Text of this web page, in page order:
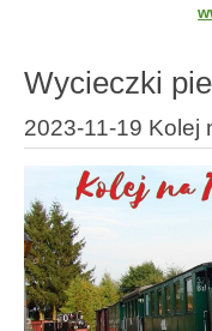
Wycieczki
2023-11-19 Kolej